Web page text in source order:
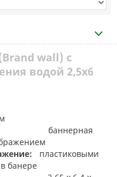
wall) с
водой 2,5х6
пластиковыми
банере